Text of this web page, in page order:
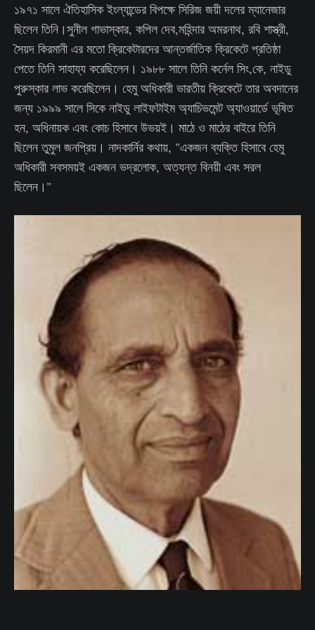
১৯৭১ সালে ঐতিহাসিক ইংল্যান্ডের বিপক্ষে সিরিজ জয়ী দলের ম্যানেজার
ছিলেন তিনি।সুনীল গাভাস্কার, কপিল দেব,মহিন্দার অমরনাথ, রবি শাস্ত্রী,
সৈয়দ কিরমানী এর মতো ক্রিকেটারদের আন্তর্জাতিক ক্রিকেটে প্রতিষ্ঠা
পেতে তিনি সাহায্য করেছিলেন। ১৯৮৮ সালে তিনি কর্নেল সিং,কে, নাইডু
পুরুস্কার লাভ করেছিলেন। হেমু অধিকারী ভারতীয় ক্রিকেটে তার অবদানের
জন্য ১৯৯৯ সালে সিকে নাইডু লাইফটাইম অ্যাচিভমেন্ট অ্যাওয়ার্ডে ভূষিত
হন, অধিনায়ক এবং কোচ হিসাবে উভয়ই। মাঠে ও মাঠের বাইরে তিনি
ছিলেন তুমুল জনপ্রিয়। নাদকার্নির কথায়, "একজন ব্যক্তি হিসাবে হেমু
অধিকারী সবসময়ই একজন ভদ্রলোক, অত্যন্ত বিনয়ী এবং সরল
ছিলেন।"